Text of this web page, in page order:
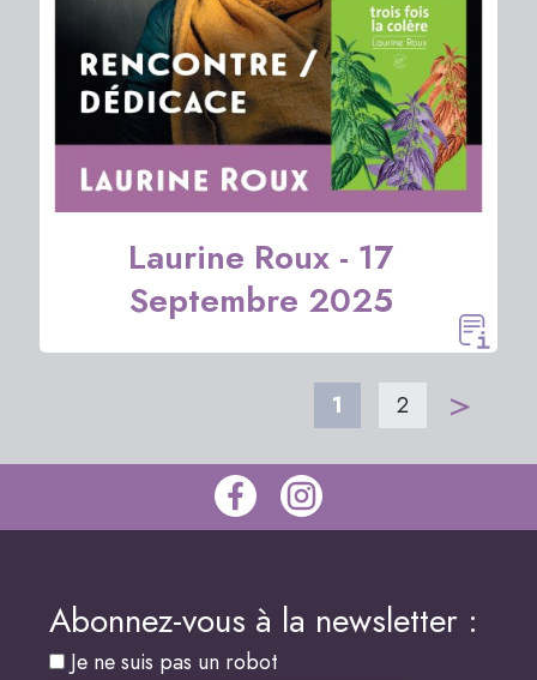
Laurine Roux - 17
Septembre 2025
1 2 >
Abonnez-vous à la newsletter :
Je ne suis pas un robot